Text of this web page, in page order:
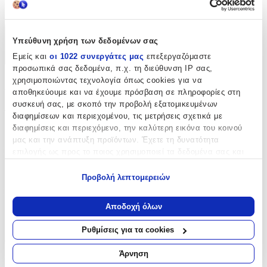
Υπεύθυνη χρήση των δεδομένων σας
Εμείς και οι 1022 συνεργάτες μας επεξεργαζόμαστε
προσωπικά σας δεδομένα, π.χ. τη διεύθυνση IP σας,
χρησιμοποιώντας τεχνολογία όπως cookies για να
αποθηκεύουμε και να έχουμε πρόσβαση σε πληροφορίες στη
συσκευή σας, με σκοπό την προβολή εξατομικευμένων
διαφημίσεων και περιεχομένου, τις μετρήσεις σχετικά με
διαφημίσεις και περιεχόμενο, την καλύτερη εικόνα του κοινού
μας και την ανάπτυξη προϊόντων. Έχετε τη δυνατότητα
Να συλλέξουμε πληροφορίες σχετικά με τη γεωγραφική
σας τοποθεσία, οι οποίες μπορεί να είναι ακριβείς σε
απόσταση μερικών μέτρων
Να αναγνωρίσουμε τη συσκευή σας σαρώνοντας ενεργά
για συγκεκριμένα χαρακτηριστικά (δακτυλικό αποτύπωμα)
Μάθετε περισσότερα σχετικά με τον τρόπο επεξεργασίας των
Προβολή λεπτομερειών
Αποδοχή όλων
Ρυθμίσεις για τα cookies
Άρνηση
Χαρακτηριστικά
+
Χαρακτηριστικά
Φύλο
Unisex
Αξιολογήσεις
Προς το παρόν δεν υπάρχουν άλλες αξιολογήσεις. Όταν